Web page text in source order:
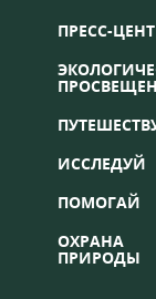
ПРЕСС-
ИССЛЕДУЙ
ПОМОГАЙ
ОХРАНА
ПРИРОДЫ